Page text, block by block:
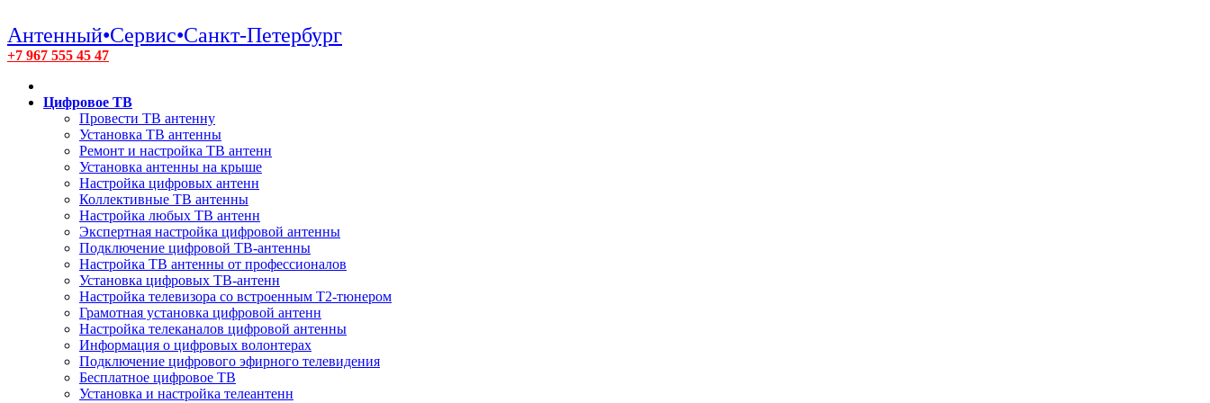
Антенный•Сервис•Санкт-Петербург
+7 967 555 45 47
Цифровое ТВ
Провести ТВ антенну
Установка ТВ антенны
Ремонт и настройка ТВ антенн
Установка антенны на крыше
Настройка цифровых антенн
Коллективные ТВ антенны
Настройка любых ТВ антенн
Экспертная настройка цифровой антенны
Подключение цифровой ТВ-антенны
Настройка ТВ антенны от профессионалов
Установка цифровых ТВ-антенн
Настройка телевизора со встроенным T2-тюнером
Грамотная установка цифровой антенн
Настройка телеканалов цифровой антенны
Информация о цифровых волонтерах
Подключение цифрового эфирного телевидения
Бесплатное цифровое ТВ
Установка и настройка телеантенн